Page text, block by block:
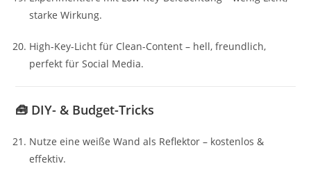
starke Wirkung.
High-Key-Licht für Clean-Content – hell, freundlich,
perfekt für Social Media.
🧰 DIY- & Budget-Tricks
Nutze eine weiße Wand als Reflektor – kostenlos &
effektiv.